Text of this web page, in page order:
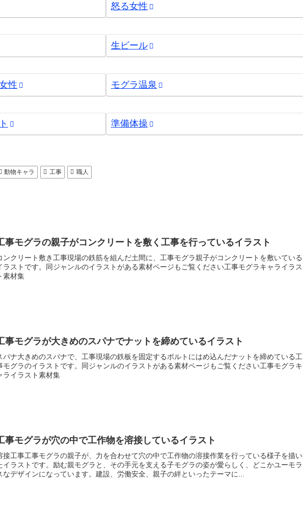
怒る女性
生ビール
性 モグラ温泉
準備体操
動物キャラ 工事 職人
事モグラの親子がコンクリートを敷く工事を行っているイラスト
ンクリート敷き工事現場の鉄筋を組んだ土間に、工事モグラ親子がコンクリートを敷いている
ラストです。同ジャンルのイラストがある素材ページもご覧ください工事モグラキャライラス
素材集
事モグラが大きめのスパナでナットを締めているイラスト
パナ大きめのスパナで、工事現場の鉄板を固定するボルトにはめ込んだナットを締めている工
モグラのイラストです。同ジャンルのイラストがある素材ページもご覧ください工事モグラキ
ライラスト素材集
事モグラが穴の中で工作物を溶接しているイラスト
接工事工事モグラの親子が、力を合わせて穴の中で工作物の溶接作業を行っている様子を描い
イラストです。励む親モグラと、その手元を支える子モグラの姿が愛らしく、どこかユーモラ
なデザインになっています。建設、労働安全、親子の絆といったテーマに...